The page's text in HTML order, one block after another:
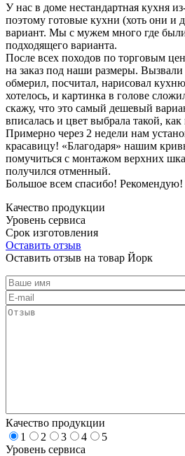
У нас в доме нестандартная кухня
поэтому готовые кухни (хоть они и
вариант. Мы с мужем много где
подходящего варианта.
После всех походов по торговым
на заказ под наши размеры.
обмерил, посчитал, нарисовал
хотелось, и картинка в голове
скажу, что это самый дешевый
вписалась и цвет выбрала такой,
Примерно через 2 недели нам
красавицу! «Благодаря» нашим
помучиться с монтажом верхних
получился отменный.
Большое всем спасибо! Рекомендую!
Качество продукции
Уровень сервиса
Срок изготовления
Оставить отзыв
Оставить отзыв на товар Йорк
Качество продукции
1
2 3 4
5
Уровень сервиса